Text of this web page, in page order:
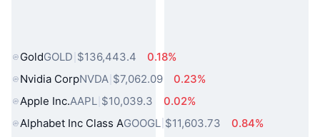
GoldGOLD $136,443.4
0.18%
Nvidia CorpNVDA $7,062.09
0.23%
Apple Inc.AAPL $10,039.3
0.02%
Alphabet Inc Class AGOOGL $11,603.73
0.84%